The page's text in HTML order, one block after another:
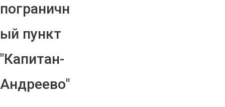
пограничн
ый пункт
"Капитан-
Андреево"